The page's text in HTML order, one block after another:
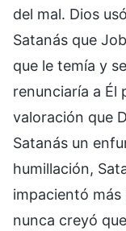
del mal. Dios
Satanás que
que le temía y
renunciaría a Él
valoración que
Satanás un
humillación,
impacientó
nunca creyó